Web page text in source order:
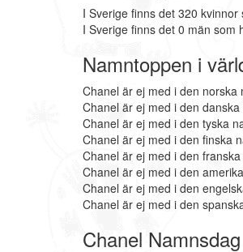
I Sverige finns det 320
I Sverige finns det 0 män som
Namntoppen i
Chanel är ej med i den norska
Chanel är ej med i den
Chanel är ej med i den tyska
Chanel är ej med i den finska
Chanel är ej med i den
Chanel är ej med i den
Chanel är ej med i den
Chanel är ej med i den
Chanel